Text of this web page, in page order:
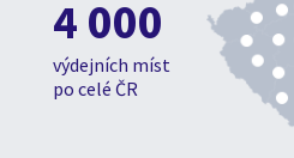
4 000
výdejních míst
po celé ČR